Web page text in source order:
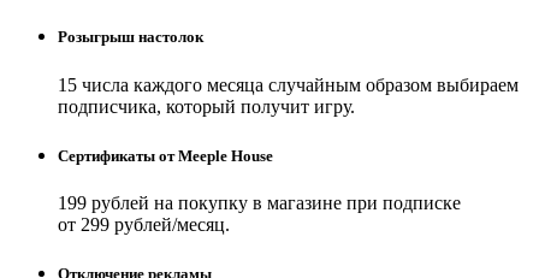
Розыгрыш настолок
15 числа каждого месяца случайным образом выбираем
подписчика, который получит игру.
Сертификаты от Meeple House
199 рублей на покупку в магазине при подписке
от 299 рублей/месяц.
Отключение рекламы